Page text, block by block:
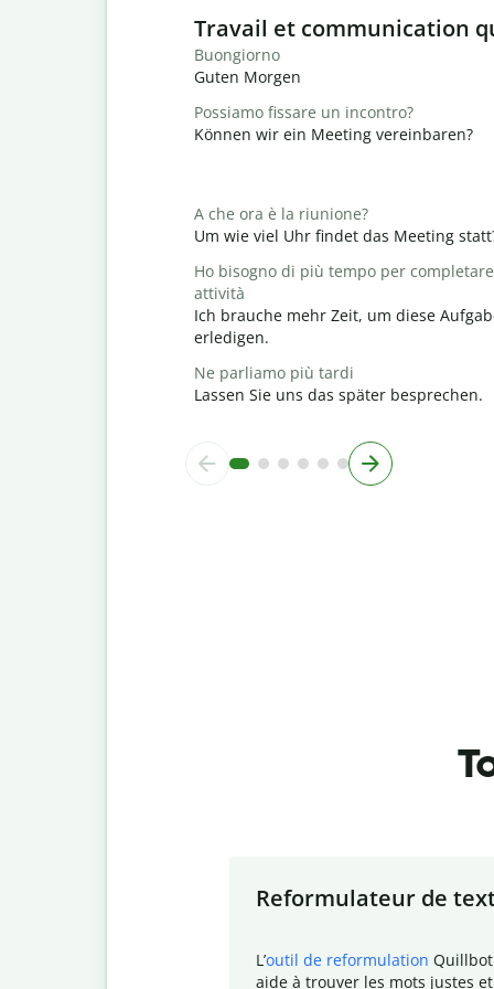
Slide 1 of 6
Travail et communication
Buongiorno
Guten Morgen
Possiamo fissare un incontro?
Können wir ein Meeting vereinbaren?
A che ora è la riunione?
Um wie viel Uhr findet das Meeting
Ho bisogno di più tempo per
attività
Ich brauche mehr Zeit, um diese
erledigen.
Ne parliamo più tardi
Lassen Sie uns das später besprechen.
Reformulateur de
L ’outil de reformulation
aide à trouver les mots justes